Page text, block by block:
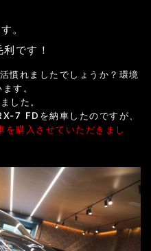
。
です！
慣れましたでしょうか？環境
す。
した。
7 FDを納車したのですが、
購入させていただきまし